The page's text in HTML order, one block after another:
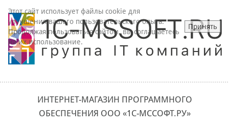
ИНТЕРНЕТ-МАГАЗИН ПРОГРАММНОГО
ОБЕСПЕЧЕНИЯ ООО «1С-МССОФТ.РУ»
Этот сайт использует файлы cookie для
улучшения вашего пользовательского опыта.
Продолжая пользоваться сайтом, вы соглашаетесь
на их использование.
Принять